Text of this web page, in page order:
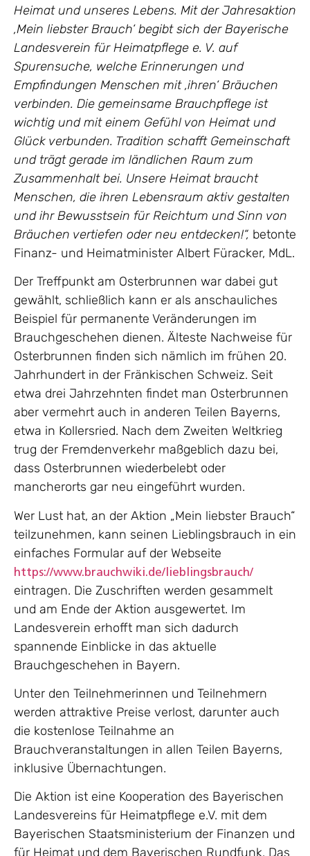
Heimat und unseres Lebens. Mit der Jahresaktion
‚Mein liebster Brauch‘ begibt sich der Bayerische
Landesverein für Heimatpflege e. V. auf
Spurensuche, welche Erinnerungen und
Empfindungen Menschen mit ‚ihren‘ Bräuchen
verbinden. Die gemeinsame Brauchpflege ist
wichtig und mit einem Gefühl von Heimat und
Glück verbunden. Tradition schafft Gemeinschaft
und trägt gerade im ländlichen Raum zum
Zusammenhalt bei. Unsere Heimat braucht
Menschen, die ihren Lebensraum aktiv gestalten
und ihr Bewusstsein für Reichtum und Sinn von
Bräuchen vertiefen oder neu entdecken!“, betonte
Finanz- und Heimatminister Albert Füracker, MdL.
Der Treffpunkt am Osterbrunnen war dabei gut
gewählt, schließlich kann er als anschauliches
Beispiel für permanente Veränderungen im
Brauchgeschehen dienen. Älteste Nachweise für
Osterbrunnen finden sich nämlich im frühen 20.
Jahrhundert in der Fränkischen Schweiz. Seit
etwa drei Jahrzehnten findet man Osterbrunnen
aber vermehrt auch in anderen Teilen Bayerns,
etwa in Kollersried. Nach dem Zweiten Weltkrieg
trug der Fremdenverkehr maßgeblich dazu bei,
dass Osterbrunnen wiederbelebt oder
mancherorts gar neu eingeführt wurden.
Wer Lust hat, an der Aktion „Mein liebster Brauch“
teilzunehmen, kann seinen Lieblingsbrauch in ein
einfaches Formular auf der Webseite
https://www.brauchwiki.de/lieblingsbrauch/
eintragen. Die Zuschriften werden gesammelt
und am Ende der Aktion ausgewertet. Im
Landesverein erhofft man sich dadurch
spannende Einblicke in das aktuelle
Brauchgeschehen in Bayern.
Unter den Teilnehmerinnen und Teilnehmern
werden attraktive Preise verlost, darunter auch
die kostenlose Teilnahme an
Brauchveranstaltungen in allen Teilen Bayerns,
inklusive Übernachtungen.
Die Aktion ist eine Kooperation des Bayerischen
Landesvereins für Heimatpflege e.V. mit dem
Bayerischen Staatsministerium der Finanzen und
für Heimat und dem Bayerischen Rundfunk. Das